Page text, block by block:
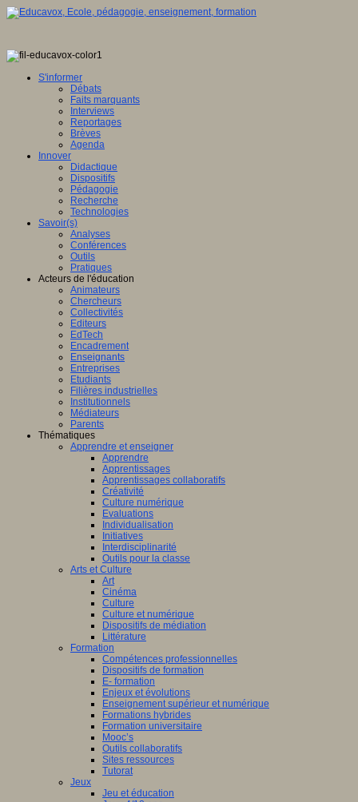
S'informer
Débats
Faits marquants
Interviews
Reportages
Brèves
Agenda
Innover
Didactique
Dispositifs
Pédagogie
Recherche
Technologies
Savoir(s)
Analyses
Conférences
Outils
Pratiques
Acteurs de l'éducation
Animateurs
Chercheurs
Collectivités
Editeurs
EdTech
Encadrement
Enseignants
Entreprises
Etudiants
Filières industrielles
Institutionnels
Médiateurs
Parents
Thématiques
Apprendre et enseigner
Apprendre
Apprentissages
Apprentissages collaboratifs
Créativité
Culture numérique
Evaluations
Individualisation
Initiatives
Interdisciplinarité
Outils pour la classe
Arts et Culture
Art
Cinéma
Culture
Culture et numérique
Dispositifs de médiation
Littérature
Formation
Compétences professionnelles
Dispositifs de formation
E- formation
Enjeux et évolutions
Enseignement supérieur et numérique
Formations hybrides
Formation universitaire
Mooc’s
Outils collaboratifs
Sites ressources
Tutorat
Jeux
Jeu et éducation